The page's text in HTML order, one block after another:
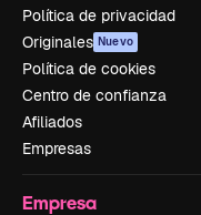
Política de privacidad
Originales Nuevo
Política de cookies
Centro de confianza
Afiliados
Empresas
Empresa